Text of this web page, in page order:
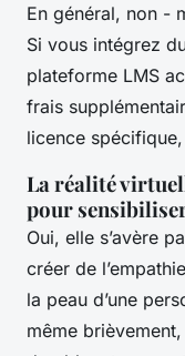
En général, non -
Si vous intégrez
plateforme LMS
frais
licence
La réalité
pour
Oui, elle s’avère
créer de
la peau d’une
même